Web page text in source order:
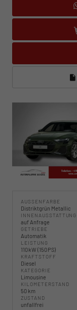
AUSSENFARBE
Distriktgrün Metallic
INNENAUSSTATTUNG
auf Anfrage
GETRIEBE
Automatik
LEISTUNG
110 kW (150 PS)
KRAFTSTOFF
Diesel
KATEGORIE
Limousine
KILOMETERSTAND
50 km
ZUSTAND
unfallfrei